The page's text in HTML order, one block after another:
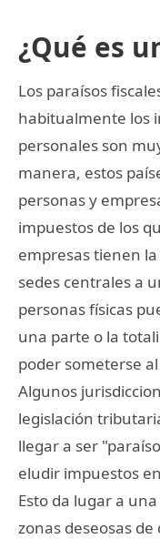
¿Qué es
Los paraísos
habitualmente los
personales son
manera, estos
personas y
impuestos de los
empresas tienen
sedes centrales a
personas físicas
una parte o la
poder someterse
Algunos
legislación
llegar a ser
eludir impuestos
Esto da lugar a
zonas deseosas